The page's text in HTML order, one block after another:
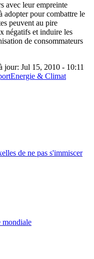
avec leur empreinte
adopter pour combattre le
peuvent au pire
négatifs et induire les
de consommateurs
jour: Jul 15, 2010 - 10:11
Energie & Climat
de ne pas s'immiscer
mondiale